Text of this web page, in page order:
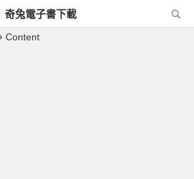
奇兔電子書下載
Content